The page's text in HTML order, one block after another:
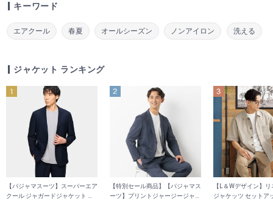
キーワード
エアクール 春夏 オールシーズン ノンアイロン 洗える
ジャケット ランキング
【パジャマスーツ】スーパーエア
クール ジャガードジャケット 紺
【特別セール商品】【パジャマス
ーツ】プリントジャージージャケ
【L＆Wデザイン】
ジャケッツ セットア